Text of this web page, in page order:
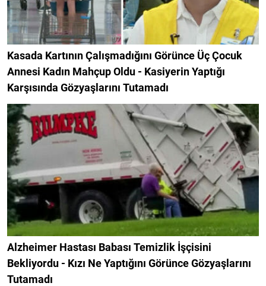
Kasada Kartının Çalışmadığını Görünce Üç Çocuk
Annesi Kadın Mahçup Oldu - Kasiyerin Yaptığı
Karşısında Gözyaşlarını Tutamadı
Alzheimer Hastası Babası Temizlik İşçisini
Bekliyordu - Kızı Ne Yaptığını Görünce Gözyaşlarını
Tutamadı